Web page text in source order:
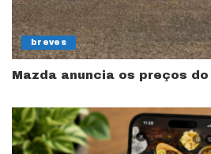
breves
Mazda anuncia os preços do